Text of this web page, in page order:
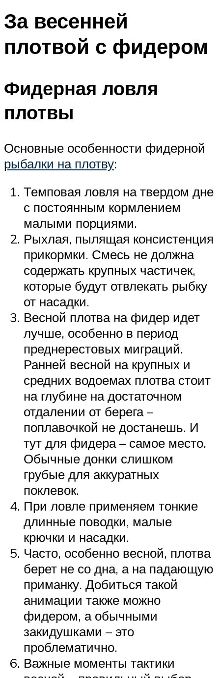
За весенней
плотвой с фидером
Фидерная ловля
плотвы
Основные особенности фидерной
рыбалки на плотву:
Темповая ловля на твердом дне
с постоянным кормлением
малыми порциями.
Рыхлая, пылящая консистенция
прикормки. Смесь не должна
содержать крупных частичек,
которые будут отвлекать рыбку
от насадки.
Весной плотва на фидер идет
лучше, особенно в период
преднерестовых миграций.
Ранней весной на крупных и
средних водоемах плотва стоит
на глубине на достаточном
отдалении от берега –
поплавочкой не достанешь. И
тут для фидера – самое место.
Обычные донки слишком
грубые для аккуратных
поклевок.
При ловле применяем тонкие
длинные поводки, малые
крючки и насадки.
Часто, особенно весной, плотва
берет не со дна, а на падающую
приманку. Добиться такой
анимации также можно
фидером, а обычными
закидушками – это
проблематично.
Важные моменты тактики